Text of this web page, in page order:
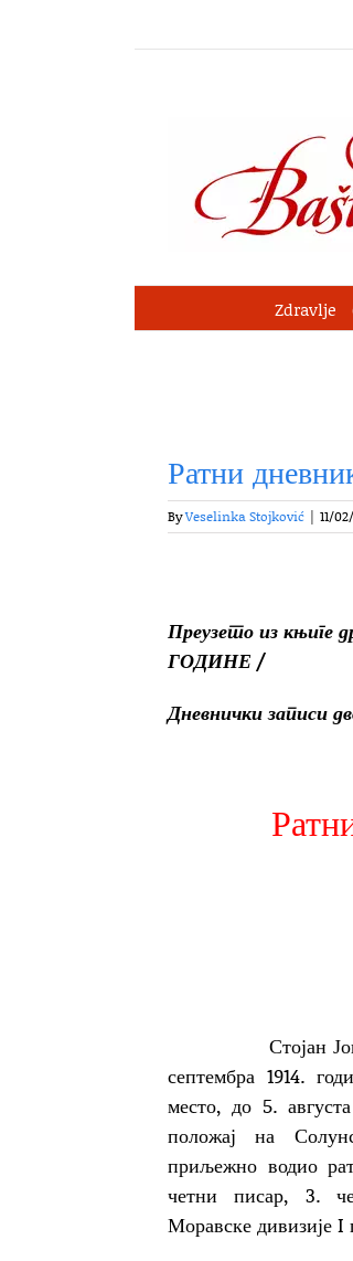
Zdravlje
Ратни
ByVeselinka Stojković | 11/
Преузето из
ГОДИНЕ /
Дневнички записи
Стојан
септембра 1914.
место, до 5.
положај на
приљежно водио
четни писар, 3.
Моравске дивизије I